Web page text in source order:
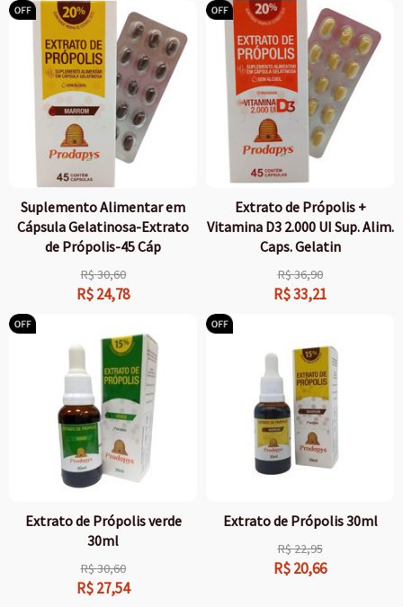
Suplemento Alimentar em
Cápsula Gelatinosa-Extrato
de Própolis-45 Cáp
R$30,60
R$24,78
Extrato de Própolis +
Vitamina D3 2.000 UI Sup. Alim.
Caps. Gelatin
R$36,90
R$33,21
Extrato de Própolis verde
30ml
R$30,60
R$27,54
Extrato de Própolis 30ml
R$22,95
R$20,66